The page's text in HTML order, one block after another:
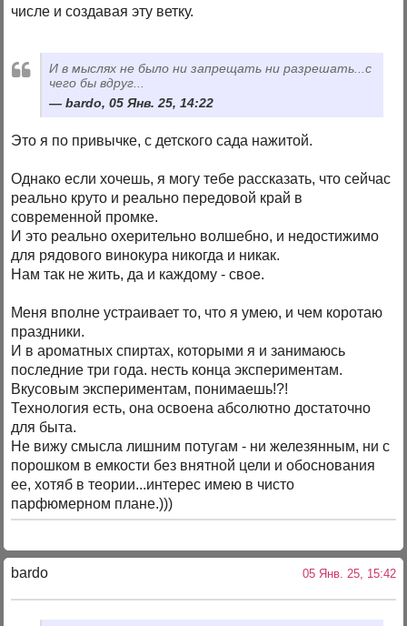
числе и создавая эту ветку.
И в мыслях не было ни запрещать ни разрешать...с
чего бы вдруг...
bardo, 05 Янв. 25, 14:22
Это я по привычке, с детского сада нажитой.
Однако если хочешь, я могу тебе рассказать, что сейчас
реально круто и реально передовой край в
современной промке.
И это реально охерительно волшебно, и недостижимо
для рядового винокура никогда и никак.
Нам так не жить, да и каждому - свое.
Меня вполне устраивает то, что я умею, и чем коротаю
праздники.
И в ароматных спиртах, которыми я и занимаюсь
последние три года. несть конца экспериментам.
Вкусовым экспериментам, понимаешь!?!
Технология есть, она освоена абсолютно достаточно
для быта.
Не вижу смысла лишним потугам - ни железянным, ни с
порошком в емкости без внятной цели и обоснования
ее, хотяб в теории...интерес имею в чисто
парфюмерном плане.)))
bardo 05 Янв. 25, 15:42